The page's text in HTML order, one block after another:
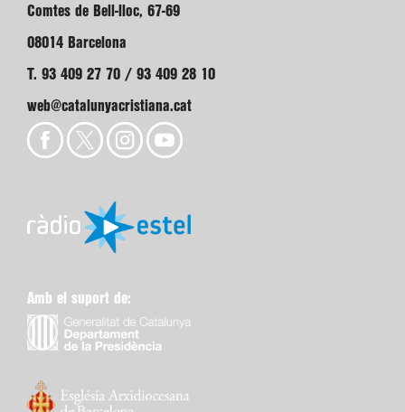
Comtes de Bell-lloc, 67-69
08014 Barcelona
T. 93 409 27 70 / 93 409 28 10
web@catalunyacristiana.cat
Amb el suport de: